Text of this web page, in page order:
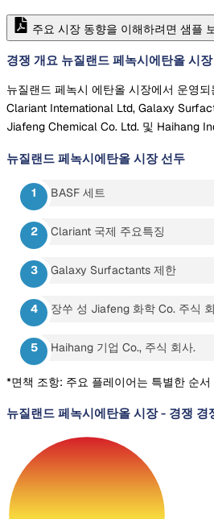
주요 시장 동향을 이해하려면 샘플
경쟁 개요 뉴질랜드 페녹시에탄올 시장
뉴질랜드 페녹시 에탄올 시장에서 운영
Clariant International Ltd, Galaxy
Jiafeng Chemical Co. Ltd. 및 Haihang
뉴질랜드 페녹시에탄올 시장 선두
BASF 세트
Clariant 국제 주요특징
Galaxy Surfactants 제한
장쑤 성 Jiafeng 화학 Co. 주식
Haihang 기업 Co., 주식 회사.
*면책 조항: 주요 플레이어는 특별한 순
뉴질랜드 페녹시에탄올 시장- 경쟁 경